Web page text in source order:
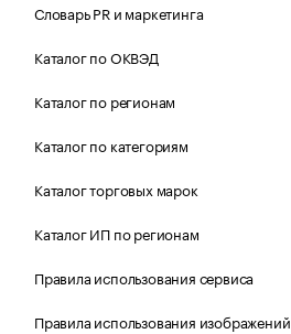
Словарь PR и маркетинга
Каталог по ОКВЭД
Каталог по регионам
Каталог по категориям
Каталог торговых марок
Каталог ИП по регионам
Правила использования сервиса
Правила использования изображений